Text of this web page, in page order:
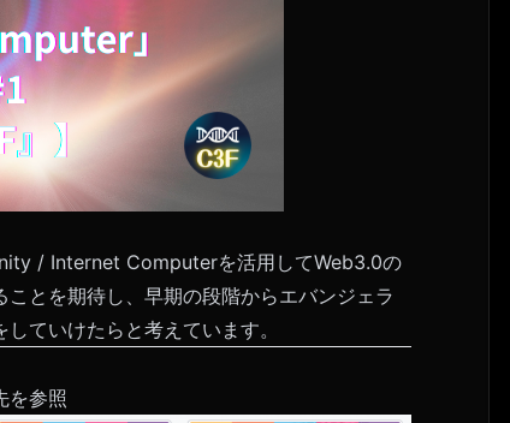
/ Internet Computerを活用してWeb3.0の
とを期待し、早期の段階からエバンジェラ
ていけたらと考えています。
を参照